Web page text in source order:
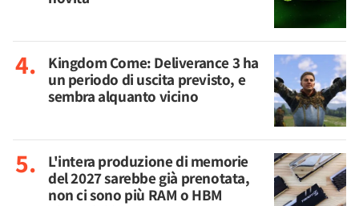
Kingdom Come: Deliverance 3 ha
un periodo di uscita previsto, e
sembra alquanto vicino
L'intera produzione di memorie
del 2027 sarebbe già prenotata,
non ci sono più RAM o HBM